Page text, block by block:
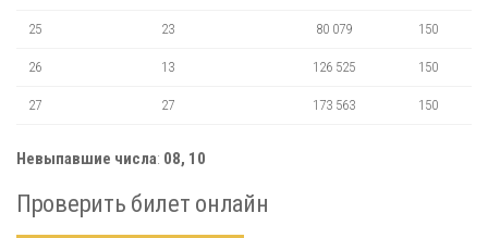
25 23 80 079 150
26 13 126 525 150
27 27 173 563 150
Невыпавшие числа: 08, 10
Проверить билет онлайн